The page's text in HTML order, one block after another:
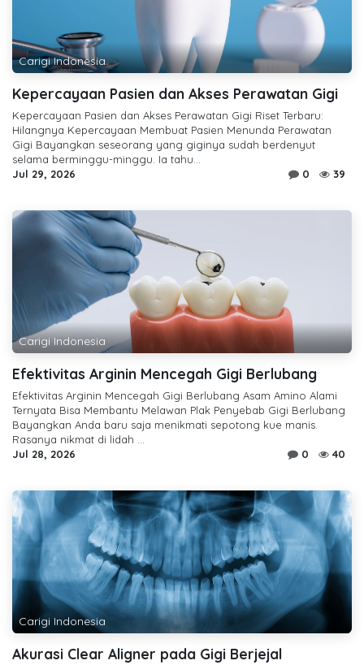
Carigi Indonesia
Kepercayaan Pasien dan Akses Perawatan Gigi
Kepercayaan Pasien dan Akses Perawatan Gigi Riset Terbaru:
Hilangnya Kepercayaan Membuat Pasien Menunda Perawatan
Gigi Bayangkan seseorang yang giginya sudah berdenyut
selama berminggu-minggu. Ia tahu...
Jul 29, 2026
0 39
Carigi Indonesia
Efektivitas Arginin Mencegah Gigi Berlubang
Efektivitas Arginin Mencegah Gigi Berlubang Asam Amino Alami
Ternyata Bisa Membantu Melawan Plak Penyebab Gigi Berlubang
Bayangkan Anda baru saja menikmati sepotong kue manis.
Rasanya nikmat di lidah ...
Jul 28, 2026
0 40
Carigi Indonesia
Akurasi Clear Aligner pada Gigi Berjejal